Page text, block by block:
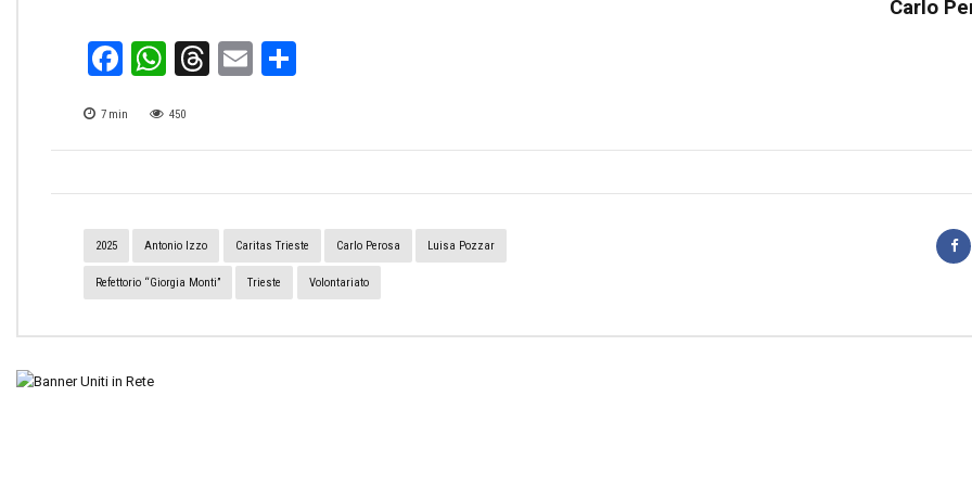
Carlo
Facebook
WhatsApp
Threads
Email
7 min 450
2025 Antonio Izzo Caritas Trieste Carlo Perosa Luisa Pozzar
Refettorio “Giorgia Monti” Trieste Volontariato